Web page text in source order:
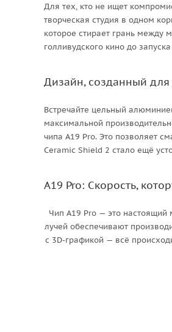
Для тех, кто не ищет
творческая студия в одном
которое стирает грань
голливудского кино до
Дизайн, созданный
Встречайте цельный
максимальной
чипа A19 Pro. Это позволяет
Ceramic Shield 2 стало ещё
A19 Pro: Скорость,
Чип A19 Pro — это настоящий
лучей обеспечивают
с 3D-графикой — всё